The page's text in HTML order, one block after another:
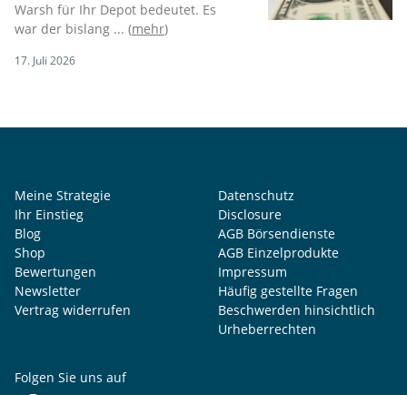
Warsh für Ihr Depot bedeutet. Es
war der bislang ... (mehr)
17. Juli 2026
Meine Strategie
Ihr Einstieg
Blog
Shop
Bewertungen
Newsletter
Vertrag widerrufen
Datenschutz
Disclosure
AGB Börsendienste
AGB Einzelprodukte
Impressum
Häufig gestellte Fragen
Beschwerden hinsichtlich
Urheberrechten
Folgen Sie uns auf